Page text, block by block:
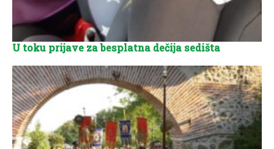
U toku prijave za besplatna dečija sedišta